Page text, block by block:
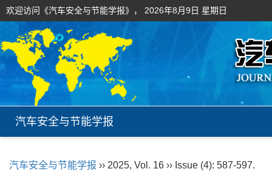
欢迎访问《汽车安全与节能学报》， 2026年8月9日 星期日
汽车安全与节能学报
汽车安全与节能学报 ›› 2025, Vol. 16 ›› Issue (4): 587-597.